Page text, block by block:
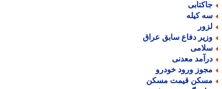
کیله
دفاع سابق عراق
معدنی
ورود خودرو
قیمت مسکن